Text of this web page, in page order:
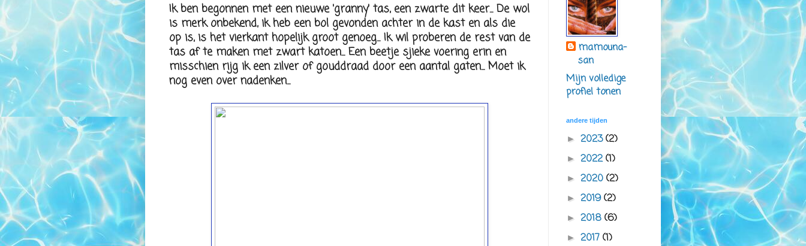
Ik ben begonnen met een nieuwe 'granny' tas, een zwarte dit keer... De wol
is merk onbekend, ik heb een bol gevonden achter in de kast en als die
op is, is het vierkant hopelijk groot genoeg... Ik wil proberen de rest van de
tas af te maken met zwart katoen... Een beetje sjieke voering erin en
misschien rijg ik een zilver of gouddraad door een aantal gaten... Moet ik
nog even over nadenken...
mamouna-
san
Mijn volledige
profiel tonen
andere tijden
► 2023(2)
► 2022(1)
► 2020 (2)
► 2019(2)
► 2018 (6)
► 2017 (1)